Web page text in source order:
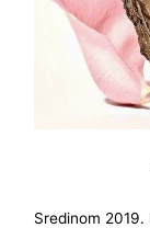
Sredinom